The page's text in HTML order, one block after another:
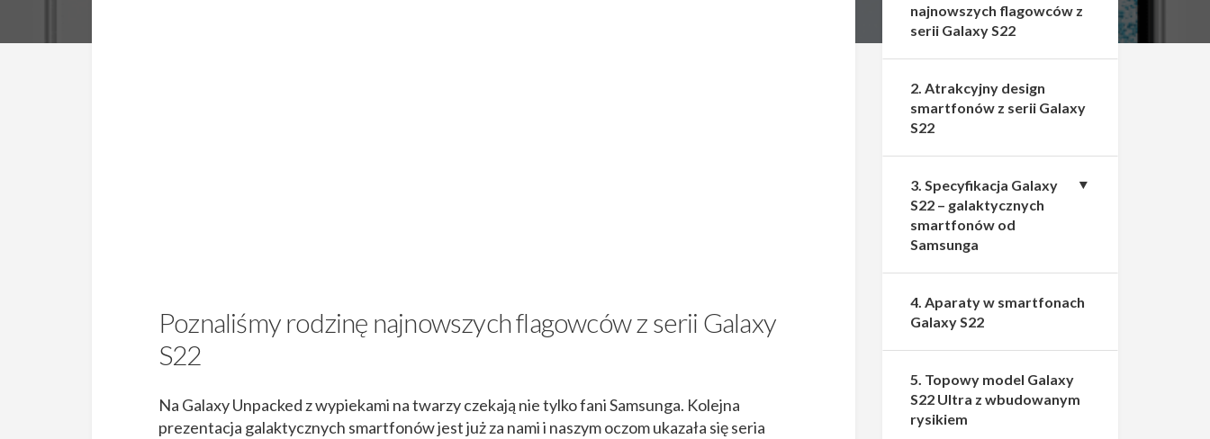
Poznaliśmy rodzinę najnowszych flagowców z serii Galaxy
S22
Na Galaxy Unpacked z wypiekami na twarzy czekają nie tylko fani Samsunga. Kolejna
prezentacja galaktycznych smartfonów jest już za nami i naszym oczom ukazała się seria
najnowszych flagowców z
serii Galaxy S22
2. Atrakcyjny design
smartfonów z serii Galaxy
S22
3. Specyfikacja Galaxy
S22 – galaktycznych
smartfonów od
Samsunga
4. Aparaty w smartfonach
Galaxy S22
5. Topowy model Galaxy
S22 Ultra z wbudowanym
rysikiem